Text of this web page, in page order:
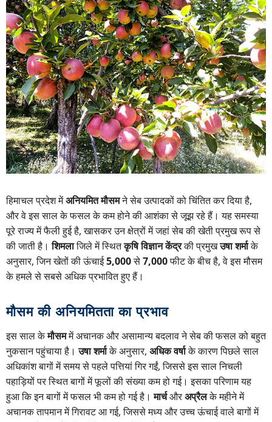
हिमाचल प्रदेश मेंअनियमित मौसमने सेब उत्पादकों को चिंतित कर दिया है,
और वे इस साल के फसल के कम होने की आशंका से जूझ रहे हैं। यह समस्या
पूरे राज्य में फैली हुई है, खासकर उन क्षेत्रों में जहां सेब की खेती प्रमुख रूप से
की जाती है।शिमलाजिले में स्थितकृषि विज्ञान केंद्रकी प्रमुखउषा शर्माके
अनुसार, जिन खेतों की ऊंचाई5,000से7,000फीट के बीच है, वे इस मौसम
के हमले से सबसे अधिक प्रभावित हुए हैं।
मौसम की अनियमितता का प्रभाव
इस साल केमौसममें अचानक और असामान्य बदलाव ने सेब की फसल को बहुत
नुकसान पहुंचाया है।उषा शर्माके अनुसार, अधिक वर्षाके कारण पिछले साल
अधिकांश बागों में समय से पहले पत्तियां गिर गईं, जिससे इस साल निचली
पहाड़ियों पर स्थित बागों में फूलों की संख्या कम हो गई। इसका परिणाम यह
हुआ कि इन बागों में फसल भी कम हो गई है।मार्चऔरअप्रैलके महीने में
अचानक तापमान में गिरावट आ गई, जिससे मध्य और उच्च ऊंचाई वाले बागों में